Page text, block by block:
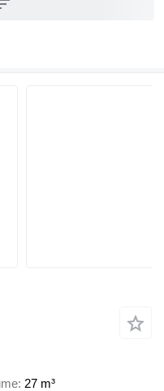
27 m³